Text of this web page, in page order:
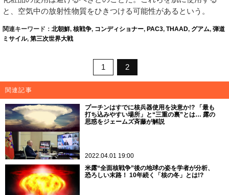
と、空気中の放射性物質をひきつける可能性があるという。
関連キーワード： 北朝鮮, 核戦争, コンディショナー, PAC3, THAAD, グアム, 弾道
ミサイル, 第三次世界大戦
1 2
関連記事
プーチンはすでに核兵器使用を決意か!? 「最も
打ち込みやすい場所」と“三重の裏”とは… 露の
思惑をジェームズ斉藤が解説
2022.04.01 19:00
米露“全面核戦争”後の地球の姿を学者が分析、
恐ろしい末路！ 10年続く「核の冬」とは!?